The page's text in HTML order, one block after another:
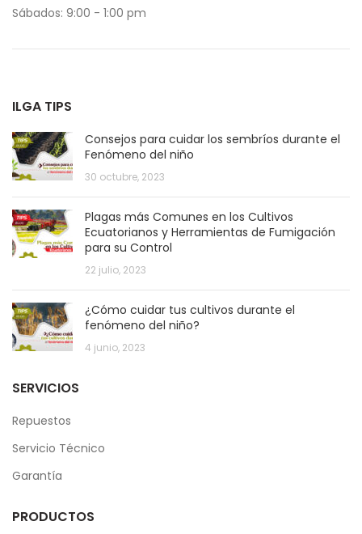
Sábados: 9:00 - 1:00 pm
ILGA TIPS
Consejos para cuidar los sembríos durante el
Fenómeno del niño
30 octubre, 2023
Plagas más Comunes en los Cultivos
Ecuatorianos y Herramientas de Fumigación
para su Control
22 julio, 2023
¿Cómo cuidar tus cultivos durante el
fenómeno del niño?
4 junio, 2023
SERVICIOS
Repuestos
Servicio Técnico
Garantía
PRODUCTOS